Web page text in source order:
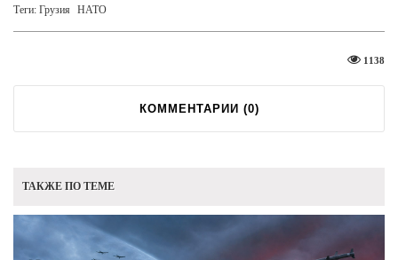
Теги: Грузия НАТО
1138
КОММЕНТАРИИ (0)
ТАКЖЕ ПО ТЕМЕ